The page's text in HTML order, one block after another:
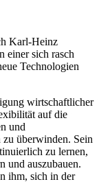
Karl-Heinz
einer sich rasch
Technologien
wirtschaftlicher
auf die
und
überwinden. Sein
zu lernen,
und auszubauen.
ihm, sich in der